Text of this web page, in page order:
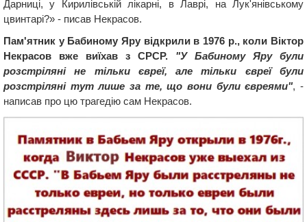
Дарниці, у Кирилівській лікарні, в Лаврі, на Лук'янівському
цвинтарі?» - писав Некрасов.
Пам'ятник у Бабиному Яру відкрили в 1976 р., коли Віктор
Некрасов вже виїхав з СРСР.
"У Бабиному Яру були
розстріляні не тільки євреї, але тільки євреї були
розстріляні тут лише за те, що вони були євреями", -
написав про цю трагедію сам Некрасов.